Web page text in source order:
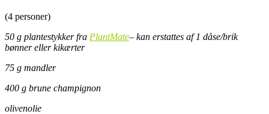
(4 personer)
50 g plantestykker fra PlantMate– kan erstattes af 1 dåse/brik
bønner eller kikærter
75 g mandler
400 g brune champignon
olivenolie